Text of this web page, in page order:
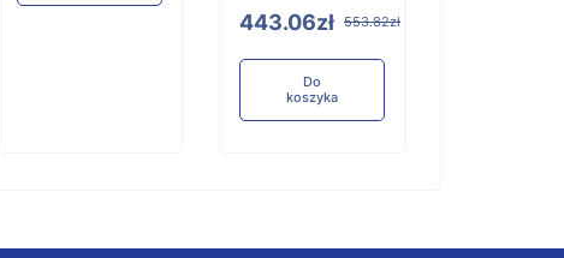
443.06zł 553.82zł
Do
koszyka